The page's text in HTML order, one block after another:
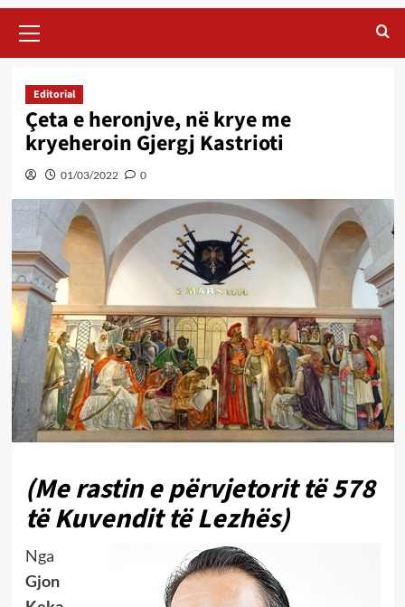
Menu
Editorial
Çeta e heronjve, në krye me
kryeheroin Gjergj Kastrioti
01/03/2022 0
(Me rastin e përvjetorit të 578
të Kuvendit të Lezhës)
Nga
Gjon